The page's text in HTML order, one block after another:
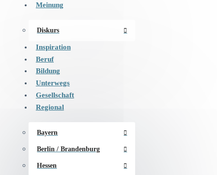
Meinung
Diskurs
Inspiration
Beruf
Bildung
Unterwegs
Gesellschaft
Regional
Bayern
Berlin / Brandenburg
Hessen